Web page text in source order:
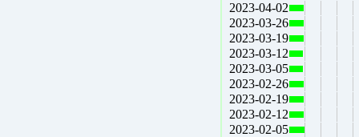
2023-04-02
2023-03-26
2023-03-19
2023-03-12
2023-03-05
2023-02-26
2023-02-19
2023-02-12
2023-02-05